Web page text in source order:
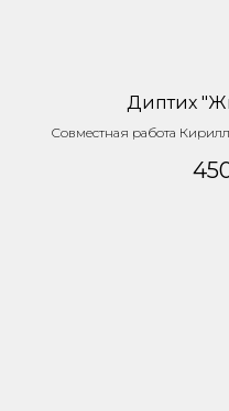
Диптих
Совместная работа